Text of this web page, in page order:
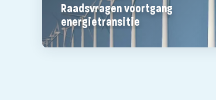
Raadsvragen voortgang
energietransitie